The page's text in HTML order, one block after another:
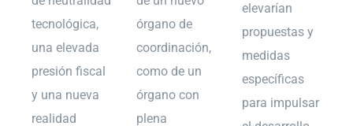
tecnológica,
una elevada
presión fiscal
y una nueva
realidad
órgano de
coordinación,
como de un
órgano con
plena
elevarían
propuestas y
medidas
específicas
para impulsar